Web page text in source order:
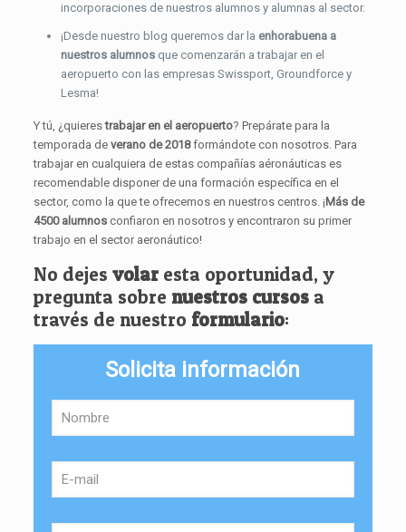
incorporaciones de nuestros alumnos y alumnas al sector.
¡Desde nuestro blog queremos dar la enhorabuena a
nuestros alumnosque comenzarán a trabajar en el
aeropuerto con las empresas Swissport, Groundforce y
Lesma!
Y tú, ¿quierestrabajar en el aeropuerto? Prepárate para la
temporada de verano de 2018formándote con nosotros. Para
trabajar en cualquiera de estas compañías aéronáuticas es
recomendable disponer de una formación específica en el
sector, como la que te ofrecemos en nuestros centros. ¡ Más de
4500 alumnosconfiaron en nosotros y encontraron su primer
trabajo en el sector aeronáutico!
No dejes volaresta oportunidad, y
pregunta sobre nuestros cursosa
través de nuestro formulario:
Solicita información